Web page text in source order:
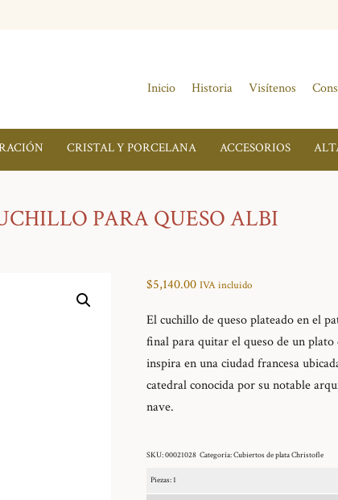
Inicio Historia Visítenos
CRISTAL Y PORCELANA ACCESORIOS
PARA QUESO ALBI
$5,140.00 IVA incluido
El cuchillo de queso plateado en el
final para quitar el queso de un plato
inspira en una ciudad francesa
catedral conocida por su notable
nave.
SKU:00021028 Categoría:Cubiertos de plata Christofle
Piezas: 1